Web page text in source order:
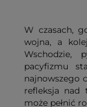
W czasach,
wojna, a
Wschodzie,
pacyfizmu
najnowszego
refleksja
może pełnić